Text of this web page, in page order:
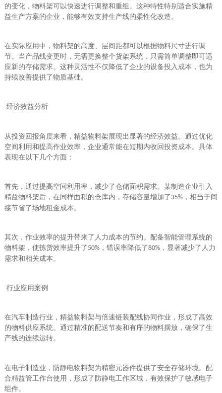
的变化，物料架可以快速进行调整和重组。这种特性特别适合实施精
益生产方案的企业，能够有效支持生产线的柔性化改造。
在实际应用中，物料架的高度、层间距都可以根据物料尺寸进行调
节。当产品线变更时，无需更换整个货架系统，只需简单调整即可适
应新的存储需求。这种灵活性不仅降低了企业的设备投入成本，也为
持续改善提供了物质基础。
经济效益分析
从投资回报角度来看，精益物料架展现出显著的经济效益。通过优化
空间利用和提高作业效率，企业通常能在短期内收回投资成本。具体
表现在以下几个方面：
首先，通过提高空间利用率，减少了仓储面积需求。某制造企业引入
精益物料架后，在同样面积的仓库内，存储容量增加了 35%，相当于间
接节省了场地租金成本。
其次，作业效率的提升带来了人力成本的节约。配备智能管理系统的
物料架，使拣货效率提升了 50%，错误率降低了80%，显著减少了人力
需求和相关成本。
行业应用案例
在汽车制造行业，精益物料架与倍速链装配线协同作业，形成了高效
的物料供应系统。通过精准的配送节奏和有序的物料摆放，确保了生
产线的连续运转。
在电子制造业，防静电物料架为精密元器件提供了安全存储环境。配
合精益管工作台使用，形成了防静电工作区域，有效保护了敏感电子
组件。